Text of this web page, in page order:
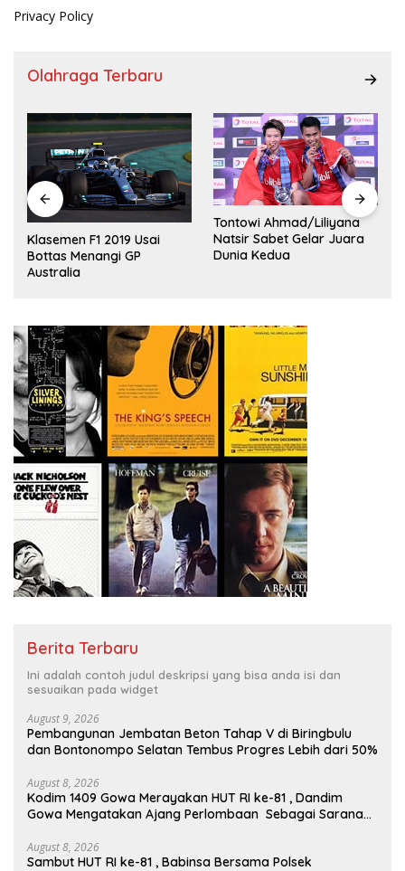
Privacy Policy
Olahraga Terbaru
Klasemen F1 2019 Usai
Bottas Menangi GP
Australia
Tontowi Ahmad/Liliyana
Natsir Sabet Gelar Juara
Dunia Kedua
Berita Terbaru
Ini adalah contoh judul deskripsi yang bisa anda isi dan
sesuaikan pada widget
August 9, 2026
Pembangunan Jembatan Beton Tahap V di Biringbulu
dan Bontonompo Selatan Tembus Progres Lebih dari 50%
August 8, 2026
Kodim 1409 Gowa Merayakan HUT RI ke-81 , Dandim
Gowa Mengatakan Ajang Perlombaan Sebagai Sarana
August 8, 2026
Sambut HUT RI ke-81 , Babinsa Bersama Polsek